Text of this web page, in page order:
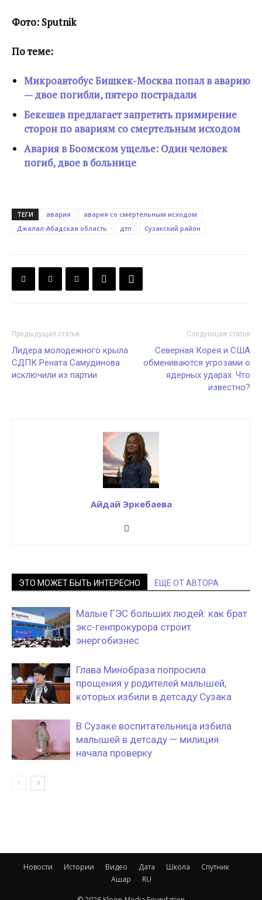
Фото: Sputnik
По теме:
Микроавтобус Бишкек-Москва попал в аварию
— двое погибли, пятеро пострадали
Бекешев предлагает запретить примирение
сторон по авариям со смертельным исходом
Авария в Боомском ущелье: Один человек
погиб, двое в больнице
ТЕГИ авария
авария со смертельным исходом
Джалал-Абадская область
дтп Сузакский район
Предыдущая статья
Лидера молодежного крыла
СДПК Рената Самудинова
исключили из партии
Следующая статья
Северная Корея и США
обмениваются угрозами о
ядерных ударах. Что
известно?
Айдай Эркебаева
ЭТО МОЖЕТ БЫТЬ ИНТЕРЕСНО ЕЩЕ ОТ АВТОРА
Малые ГЭС больших людей: как брат
экс-генпрокурора строит
энергобизнес
Глава Минобраза попросила
прощения у родителей малышей,
которых избили в детсаду Сузака
В Сузаке воспитательница избила
малышей в детсаду — милиция
начала проверку
Новости Истории Видео Дата Школа
Спутник
Ашар
RU